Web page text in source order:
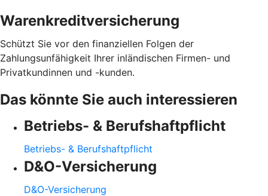
Warenkreditversicherung
Schützt Sie vor den finanziellen Folgen der
Zahlungsunfähigkeit Ihrer inländischen Firmen- und
Privatkundinnen und -kunden.
Das könnte Sie auch interessieren
Betriebs- & Berufshaftpflicht
Betriebs- & Berufshaftpflicht
D&O-Versicherung
D&O-Versicherung